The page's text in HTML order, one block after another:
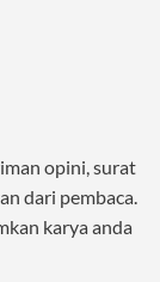
opini, surat
dari pembaca.
karya anda